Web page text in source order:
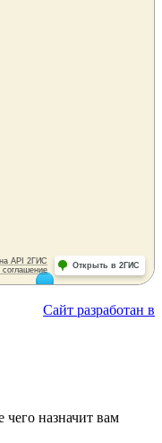
Сайт разработан в
назначит вам